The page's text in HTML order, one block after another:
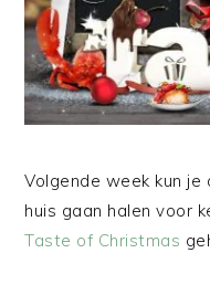
Volgende week kun
huis gaan halen voor
Taste of Christmas